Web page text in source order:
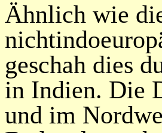
Ähnlich wie
geschah dies
in Indien. Die
und im